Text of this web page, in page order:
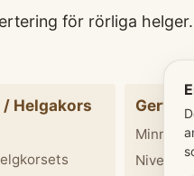
för rörliga
Helgakors
Nivelles,